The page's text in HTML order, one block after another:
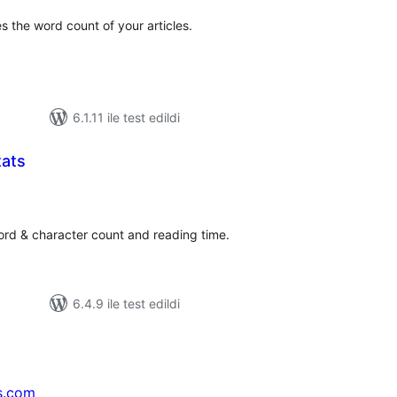
the word count of your articles.
6.1.11 ile test edildi
& character count and reading time.
6.4.9 ile test edildi